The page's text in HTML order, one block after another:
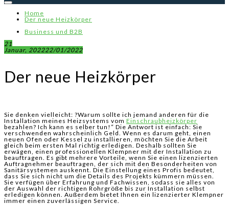
Home
Der neue Heizkörper
Business und B2B
21
Januar, 202222/01/2022
Der neue Heizkörper
Sie denken vielleicht: ?Warum sollte ich jemand anderen für die
Installation meines Heizsystems vom Einschraubheizkörper
bezahlen? Ich kann es selber tun!“ Die Antwort ist einfach: Sie
verschwenden wahrscheinlich Geld. Wenn es darum geht, einen
neuen Ofen oder Kessel zu installieren, möchten Sie die Arbeit
gleich beim ersten Mal richtig erledigen. Deshalb sollten Sie
erwägen, einen professionellen Klempner mit der Installation zu
beauftragen. Es gibt mehrere Vorteile, wenn Sie einen lizenzierten
Auftragnehmer beauftragen, der sich mit den Besonderheiten von
Sanitärsystemen auskennt. Die Einstellung eines Profis bedeutet,
dass Sie sich nicht um die Details des Projekts kümmern müssen.
Sie verfügen über Erfahrung und Fachwissen, sodass sie alles von
der Auswahl der richtigen Rohrgröße bis zur Installation selbst
erledigen können. Außerdem bietet Ihnen ein lizenzierter Klempner
immer einen zuverlässigen Service.